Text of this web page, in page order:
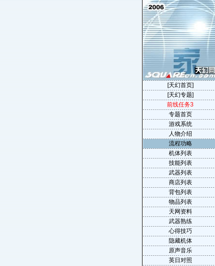
[天幻首页]
[天幻专题]
前线任务3
专题首页
游戏系统
人物介绍
流程功略
机体列表
技能列表
武器列表
商店列表
背包列表
物品列表
天网资料
武器熟练
心得技巧
隐藏机体
原声音乐
英日对照